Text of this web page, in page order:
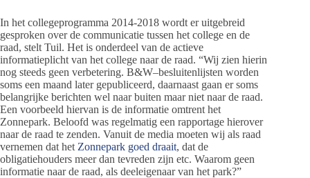
In het collegeprogramma 2014-2018 wordt er uitgebreid
gesproken over de communicatie tussen het college en de
raad, stelt Tuil. Het is onderdeel van de actieve
informatieplicht van het college naar de raad. “Wij zien hierin
nog steeds geen verbetering. B&W–besluitenlijsten worden
soms een maand later gepubliceerd, daarnaast gaan er soms
belangrijke berichten wel naar buiten maar niet naar de raad.
Een voorbeeld hiervan is de informatie omtrent het
Zonnepark. Beloofd was regelmatig een rapportage hierover
naar de raad te zenden. Vanuit de media moeten wij als raad
vernemen dat het Zonnepark goed draait, dat de
obligatiehouders meer dan tevreden zijn etc. Waarom geen
informatie naar de raad, als deeleigenaar van het park?”